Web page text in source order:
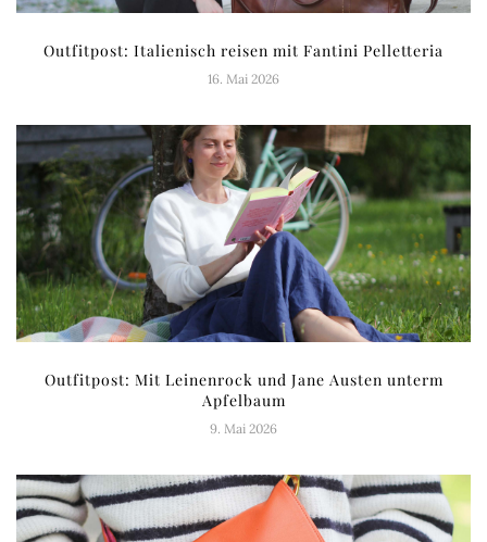
Outfitpost: Italienisch reisen mit Fantini Pelletteria
16. Mai 2026
Outfitpost: Mit Leinenrock und Jane Austen unterm
Apfelbaum
9. Mai 2026